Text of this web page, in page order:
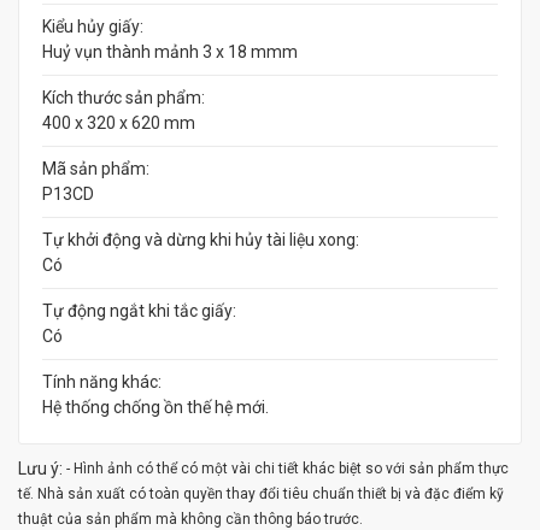
Kiểu hủy giấy:
Huỷ vụn thành mảnh 3 x 18 mmm
Kích thước sản phẩm:
400 x 320 x 620 mm
Mã sản phẩm:
P13CD
Tự khởi động và dừng khi hủy tài liệu xong:
Có
Tự động ngắt khi tắc giấy:
Có
Tính năng khác:
Hệ thống chống ồn thế hệ mới.
Lưu ý: - Hình ảnh có thể có một vài chi tiết khác biệt so với sản phẩm thực
tế. Nhà sản xuất có toàn quyền thay đổi tiêu chuẩn thiết bị và đặc điểm kỹ
thuật của sản phẩm mà không cần thông báo trước.